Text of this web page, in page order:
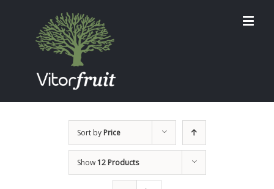
Sort by Price
Show12 Products